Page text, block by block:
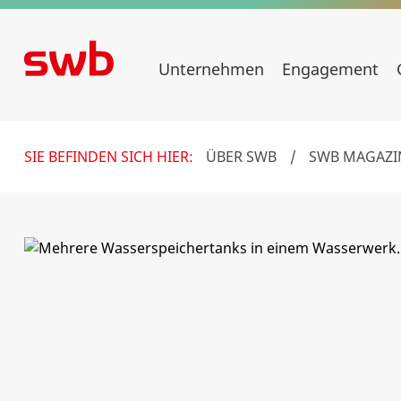
Unternehmen Engagement
SIE BEFINDEN SICH HIER: ÜBER SWB / SWB